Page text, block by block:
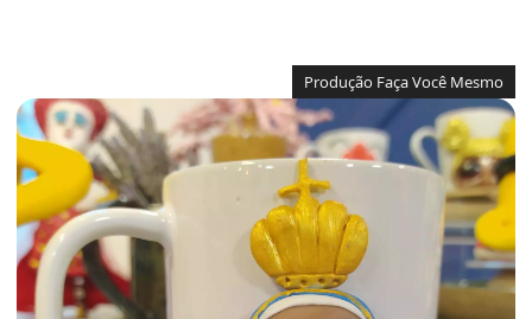
Produção Faça Você Mesmo